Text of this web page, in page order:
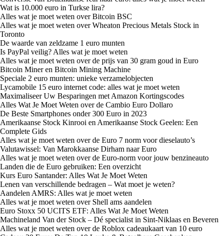
Wat is 10.000 euro in Turkse lira?
Alles wat je moet weten over Bitcoin BSC
Alles wat je moet weten over Wheaton Precious Metals Stock in
Toronto
De waarde van zeldzame 1 euro munten
Is PayPal veilig? Alles wat je moet weten
Alles wat je moet weten over de prijs van 30 gram goud in Euro
Bitcoin Miner en Bitcoin Mining Machine
Speciale 2 euro munten: unieke verzamelobjecten
Lycamobile 15 euro internet code: alles wat je moet weten
Maximaliseer Uw Besparingen met Amazon Kortingscodes
Alles Wat Je Moet Weten over de Cambio Euro Dollaro
De Beste Smartphones onder 300 Euro in 2023
Amerikaanse Stock Kinrooi en Amerikaanse Stock Geelen: Een
Complete Gids
Alles wat je moet weten over de Euro 7 norm voor dieselauto’s
Valutawissel: Van Marokkaanse Dirham naar Euro
Alles wat je moet weten over de Euro-norm voor jouw benzineauto
Landen die de Euro gebruiken: Een overzicht
Kurs Euro Santander: Alles Wat Je Moet Weten
Lenen van verschillende bedragen – Wat moet je weten?
Aandelen AMRS: Alles wat je moet weten
Alles wat je moet weten over Shell ams aandelen
Euro Stoxx 50 UCITS ETF: Alles Wat Je Moet Weten
Machineland Van der Stock – Dé specialist in Sint-Niklaas en Beveren
Alles wat je moet weten over de Roblox cadeaukaart van 10 euro